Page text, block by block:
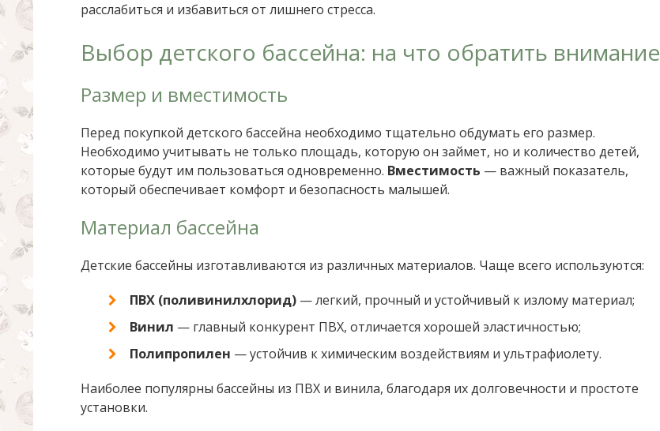
расслабиться и избавиться от лишнего стресса.
Выбор детского бассейна: на что обратить внимание
Размер и вместимость
Перед покупкой детского бассейна необходимо тщательно обдумать его размер.
Необходимо учитывать не только площадь, которую он займет, но и количество детей,
которые будут им пользоваться одновременно. Вместимость — важный показатель,
который обеспечивает комфорт и безопасность малышей.
Материал бассейна
Детские бассейны изготавливаются из различных материалов. Чаще всего используются:
ПВХ (поливинилхлорид) — легкий, прочный и устойчивый к излому материал;
Винил — главный конкурент ПВХ, отличается хорошей эластичностью;
Полипропилен — устойчив к химическим воздействиям и ультрафиолету.
Наиболее популярны бассейны из ПВХ и винила, благодаря их долговечности и простоте
установки.